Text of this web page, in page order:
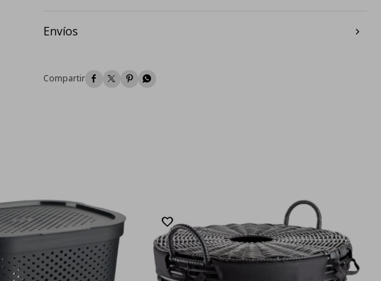
Envíos
   